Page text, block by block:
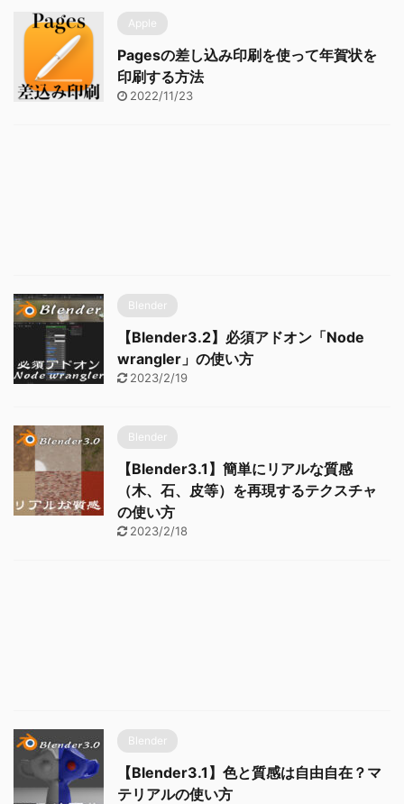
Apple
Pagesの差し込み印刷を使って年賀状を
印刷する方法
2022/11/23
Blender
【Blender3.2】必須アドオン「Node
wrangler」の使い方
2023/2/19
Blender
【Blender3.1】簡単にリアルな質感
（木、石、皮等）を再現するテクスチャ
の使い方
2023/2/18
Blender
【Blender3.1】色と質感は自由自在？マ
テリアルの使い方